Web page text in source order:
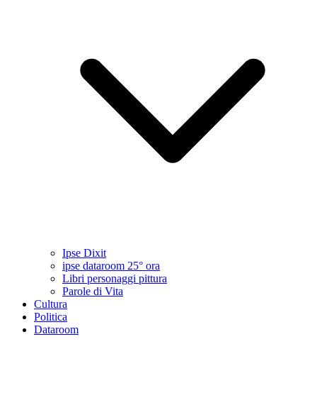
Ipse Dixit
ipse dataroom 25° ora
Libri personaggi pittura
Parole di Vita
Cultura
Politica
Dataroom